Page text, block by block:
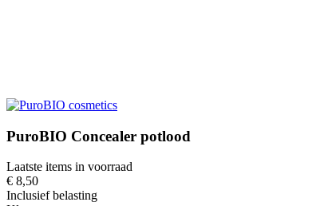
PuroBIO Concealer potlood
Laatste items in voorraad
€ 8,50
Inclusief belasting